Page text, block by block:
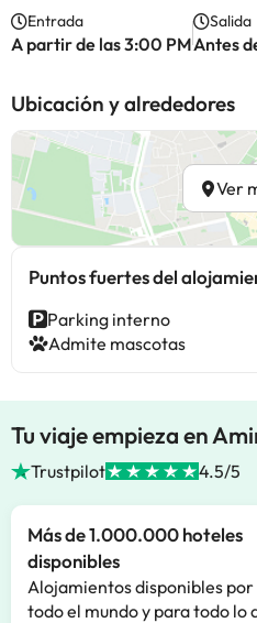
Entrada
A partir de las 3:00 PM
Salida
Antes
Ubicación y alrededores
Ver
Puntos fuertes del
Parking interno
Admite mascotas
Tu viaje empieza en
Trustpilot 4.5/5
Más de 1.000.000 hoteles
disponibles
Alojamientos disponibles por
todo el mundo y para todo lo